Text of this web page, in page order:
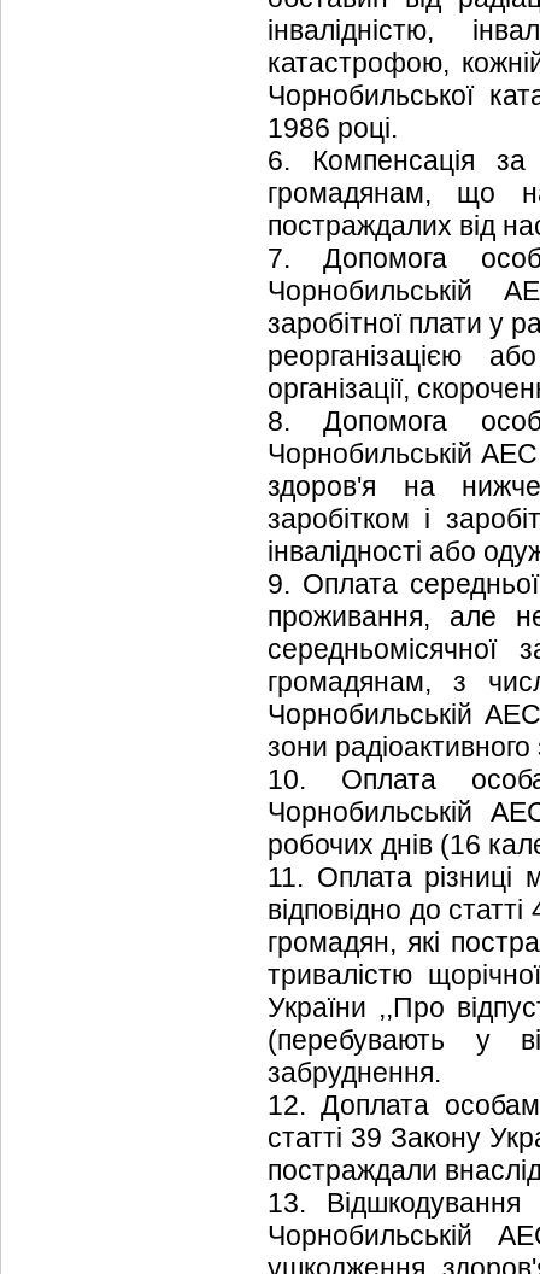
інвалідністю,
катастрофою,
Чорнобильської
1986 році.
6. Компенсація за
громадянам, що
постраждалих від
7. Допомога
Чорнобильській
заробітної плати у
реорганізацією
організації,
8. Допомога
Чорнобильській
здоров'я на
заробітком і
інвалідності або
9. Оплата
проживання, але
середньомісячної
громадянам, з
Чорнобильській
зони
10. Оплата
Чорнобильській
робочих днів (16
11. Оплата різниці
відповідно до
громадян, які
тривалістю
України ,,Про
(перебувають у
забруднення.
12. Доплата
статті 39 Закону
постраждали
13. Відшкодування
Чорнобильській